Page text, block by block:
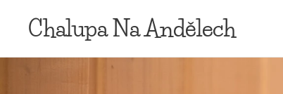
Chalupa NaAndělech